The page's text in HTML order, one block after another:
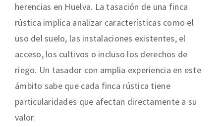
herencias en Huelva. La tasación de una finca
rústica implica analizar características como el
uso del suelo, las instalaciones existentes, el
acceso, los cultivos o incluso los derechos de
riego. Un tasador con amplia experiencia en este
ámbito sabe que cada finca rústica tiene
particularidades que afectan directamente a su
valor.